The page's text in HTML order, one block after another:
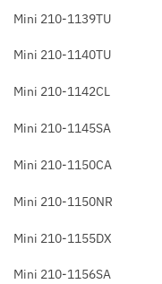
Mini 210-1139TU
Mini 210-1140TU
Mini 210-1142CL
Mini 210-1145SA
Mini 210-1150CA
Mini 210-1150NR
Mini 210-1155DX
Mini 210-1156SA